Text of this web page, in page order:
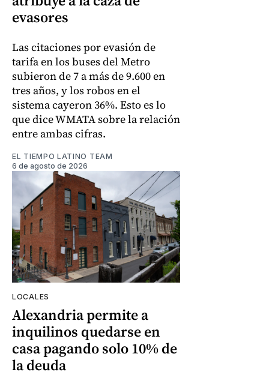
evasores
Las citaciones por evasión de
tarifa en los buses del Metro
subieron de 7 a más de 9.600 en
tres años, y los robos en el
sistema cayeron 36%. Esto es lo
que dice WMATA sobre la relación
entre ambas cifras.
EL TIEMPO LATINO TEAM
6 de agosto de 2026
LOCALES
Alexandria permite a
inquilinos quedarse en
casa pagando solo 10% de
la deuda